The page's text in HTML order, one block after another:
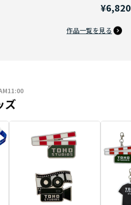
¥6,820
作品一覧を見る
ズ